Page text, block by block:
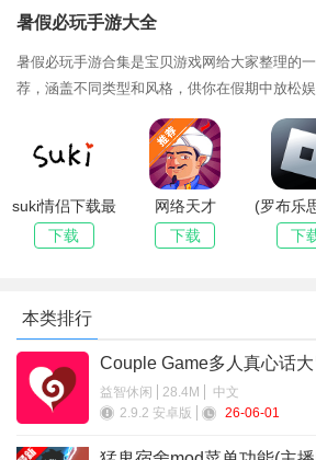
欢迎踏上Suki恋爱旅程！和那个让你
造一个空间，培养一个萌宠，每天都能发
间，用户通过下载软件并绑定自己的另一
软件中你可以记录你们的恋爱日常以及各
助用户快速增进彼此间的感情！
游戏特色
的加密技术，确保情侣们的交流内容不会
2. 趣味性：内置一些有趣的任务和挑
增添乐趣和新鲜感。
暑假必玩手游大全
暑假必玩手游合集是宝贝游戏网给大家整理的
荐，涵盖不同类型和风格，供你在假期中放松
适合不同类型的玩家。在这个暑假，无论你是
还是休闲
suki情侣下载最
新版本
下载
网络天才
akinator安卓中
文版安装
下载
(罗布乐
勒斯
服最新
下
本类排行
Couple Game多人真心话
版本2026
益智休闲 28.4M
中文
2.9.2 安卓版
26-06-01